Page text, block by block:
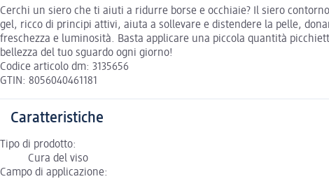
Cerchi un siero che ti aiuti a ridurre borse e occhiaie? Il siero
gel, ricco di principi attivi, aiuta a sollevare e distendere la pelle,
freschezza e luminosità. Basta applicare una piccola quantità
bellezza del tuo sguardo ogni giorno!
Codice articolo dm: 3135656
GTIN: 8056040461181
Caratteristiche
Tipo di prodotto:
Cura del viso
Campo di applicazione: